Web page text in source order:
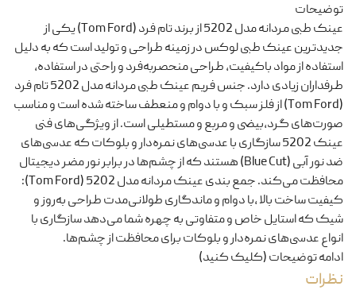
توضیحات
عینک طبی مردانه مدل 5202 از برند تام فرد (Tom Ford) یکی از
جدیدترین عینک طبی لوکس در زمینه طراحی و تولید است که به دلیل
استفاده از مواد باکیفیت، طراحی منحصربه‌فرد و راحتی در استفاده،
طرفداران زیادی دارد. جنس فریم عینک‌ طبی مردانه مدل 5202 تام فرد
(Tom Ford) از فلز سبک و با دوام و منعطف ساخته شده است و مناسب
صورت‌های گرد،بیضی و مربع و مستطیلی است. از ویژگی‌های فنی
عینک‌ 5202 سازگاری با عدسی‌های نمره‌دار و بلوکات که عدسی‌های
ضد نور آبی (Blue Cut) هستند که از چشم‌ها در برابر نور مضر دیجیتال
محافظت می‌کند. جمع بندی عینک مردانه مدل 5202 (Tom Ford):
کیفیت ساخت بالا ،با دوام و ماندگاری طولانی‌مدت طراحی به‌روز و
شیک که استایل خاص و متفاوتی به چهره شما می‌دهد سازگاری با
انواع عدسی‌های نمره‌دار و بلوکات برای محافظت از چشم‌ها.
ادامه توضیحات (کلیک کنید)
نظرات